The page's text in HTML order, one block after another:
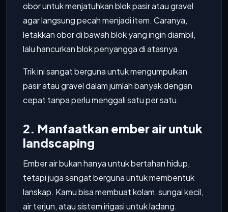
obor untuk menjatuhkan blok pasir atau gravel
agar langsung pecah menjadi item. Caranya,
letakkan obor di bawah blok yang ingin diambil,
lalu hancurkan blok penyangga di atasnya.
Trik ini sangat berguna untuk mengumpulkan
pasir atau gravel dalam jumlah banyak dengan
cepat tanpa perlu menggali satu per satu.
2. Manfaatkan ember air untuk
landscaping
Ember air bukan hanya untuk bertahan hidup,
tetapi juga sangat berguna untuk membentuk
lanskap. Kamu bisa membuat kolam, sungai kecil,
air terjun, atau sistem irigasi untuk ladang.